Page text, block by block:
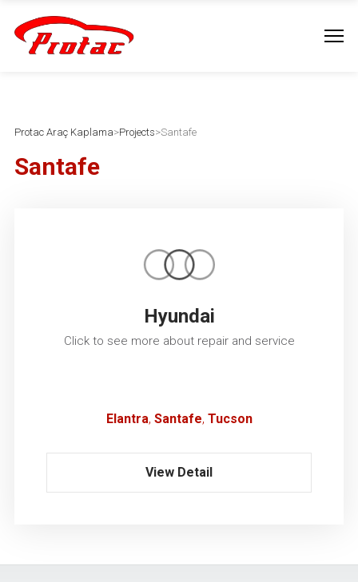
Protac Araç Kaplama>Projects>Santafe
Santafe
Hyundai
Click to see more about repair and service
Elantra Santafe Tucson
View Detail